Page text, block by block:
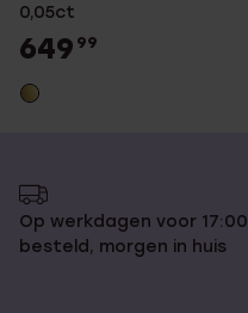
0,05ct
649 99
Op werkdagen voor 17:00
besteld, morgen in huis